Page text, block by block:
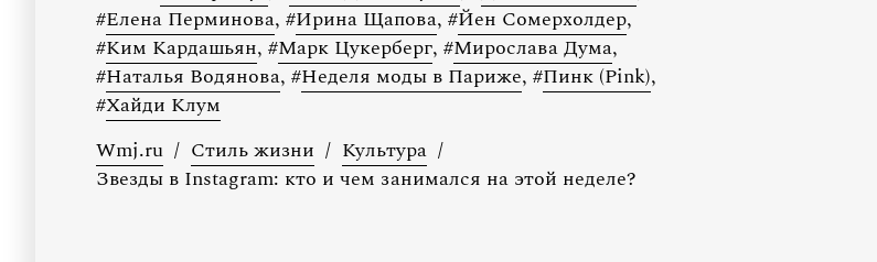
#Елена Перминова, #Ирина Щапова, #Йен Сомерхолдер,
#Ким Кардашьян, #Марк Цукерберг, #Мирослава Дума,
#Наталья Водянова, #Неделя моды в Париже, #Пинк (Pink),
#Хайди Клум
Wmj.ru / Стиль жизни / Культура /
Звезды в Instagram: кто и чем занимался на этой неделе?